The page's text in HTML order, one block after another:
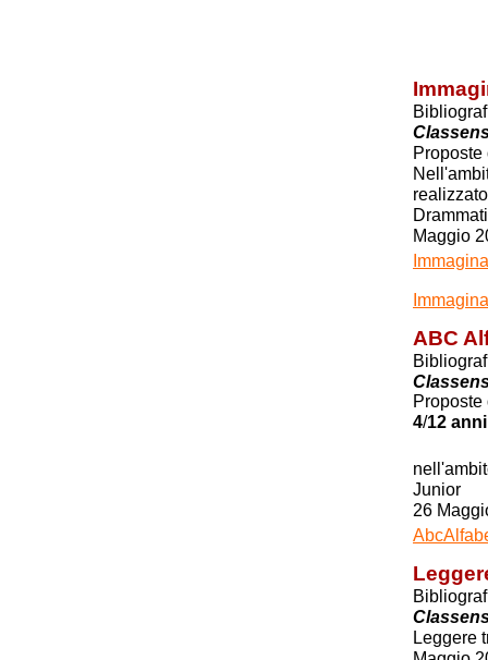
Maggio
ABC
4/12 anni
Junior
26
Leggere